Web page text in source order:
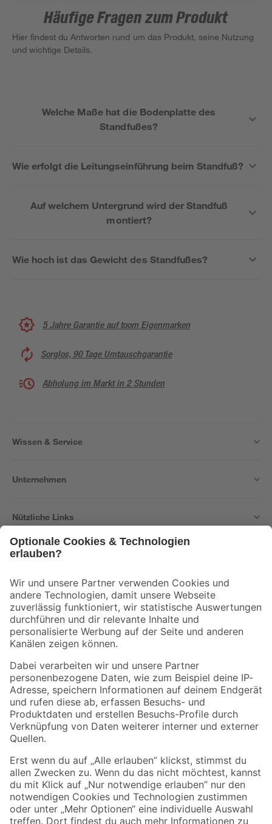
Häufige Fragen zum Produkt
Hier findest du Antworten rund um das Produkt, seine Nutzung
und wichtige Details.
Welche Maße hat die Bodenplatte des
Standfußes?
Wie erfolgt die Leitungseinführung beim Standfuß?
Auf welchem Untergrund wird der Standfuß
montiert?
Wie hoch ist das Gewicht des Standfußes?
5 Jahre Garantie auf toom Eigenmarken
Sorglos, 90 Tage Umtauschgarantie
Abholung im Markt in 2 Stunden
Wissen & Service
Unternehmen
Nützliche Links
Der toom Newsletter: Keine Angebote und Aktionen mehr verpassen!
Zur Newsletter Anmeldung
Folge uns
Zahlungsarten Versandarten
Sicher einkaufen
Jetzt die toom-App herunterladen